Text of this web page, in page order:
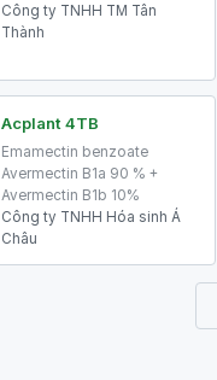
Công ty TNHH TM Tân
Thành
Acplant 4TB
Emamectin benzoate
Avermectin B1a 90 % +
Avermectin B1b 10%
Công ty TNHH Hóa sinh Á
Châu